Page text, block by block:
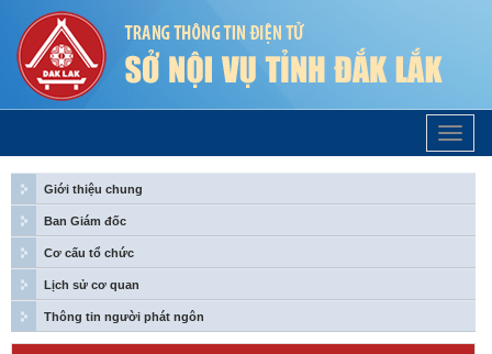
Trang
Chủ
Giới thiệu chung
Ban Giám đốc
Cơ cấu tổ chức
Lịch sử cơ quan
Thông tin người phát ngôn